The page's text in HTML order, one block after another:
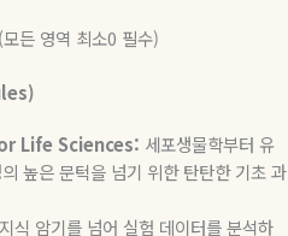
든 영역 최소0 필수)
Life Sciences: 세포생물학부터 유
높은 문턱을 넘기 위한 탄탄한 기초 과
식 암기를 넘어 실험 데이터를 분석하